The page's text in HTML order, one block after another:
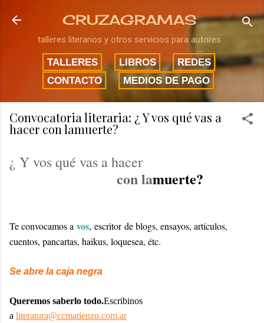
Ir al contenido principal
CRUZAGRAMAS
talleres literarios y otros servicios para autores
TALLERES LIBROS
REDES
CONTACTO
MEDIOS DE PAGO
Convocatoria literaria: ¿ Y vos qué vas a
hacer con lamuerte?
¿ Y vos qué vas a hacer
con lamuerte?
Te convocamos a vos, escritorde blogs, ensayos, artículos,
cuentos, pancartas, haikus, loquesea, étc.
Se abre la caja negra
Queremos saberlo todo.Escribinos
a literatura@ccmatienzo.com.ar